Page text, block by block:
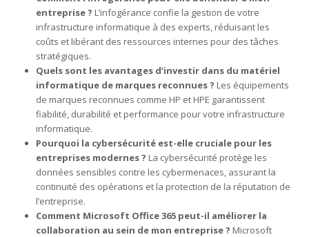
entreprise ? L’infogérance confie la gestion de votre
infrastructure informatique à des experts, réduisant les
coûts et libérant des ressources internes pour des tâches
stratégiques.
Quels sont les avantages d’investir dans du matériel
informatique de marques reconnues ? Les équipements
de marques reconnues comme HP et HPE garantissent
fiabilité, durabilité et performance pour votre infrastructure
informatique.
Pourquoi la cybersécurité est-elle cruciale pour les
entreprises modernes ? La cybersécurité protège les
données sensibles contre les cybermenaces, assurant la
continuité des opérations et la protection de la réputation de
l’entreprise.
Comment Microsoft Office 365 peut-il améliorer la
collaboration au sein de mon entreprise ? Microsoft